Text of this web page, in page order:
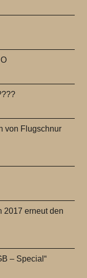
von Flugschnur
2017 erneut den
– Special“